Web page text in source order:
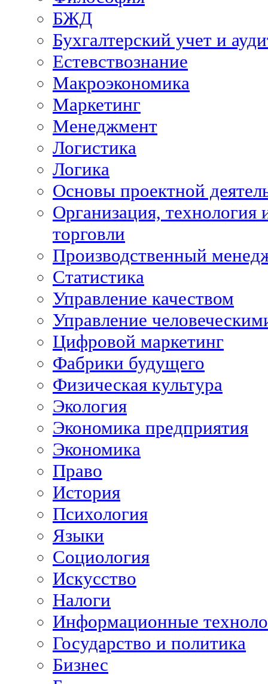
БЖД
Бухгалтерский учет и
Естевствознание
Макроэкономика
Маркетинг
Менеджмент
Логистика
Логика
Основы проектной
Организация, технология
торговли
Производственный
Статистика
Управление качеством
Управление
Цифровой маркетинг
Фабрики будущего
Физическая культура
Экология
Экономика предприятия
Экономика
Право
История
Психология
Языки
Социология
Искусство
Налоги
Информационные
Государство и политика
Бизнес